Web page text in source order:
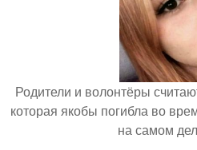
Родители и волонтёры
которая якобы погибла во
на самом